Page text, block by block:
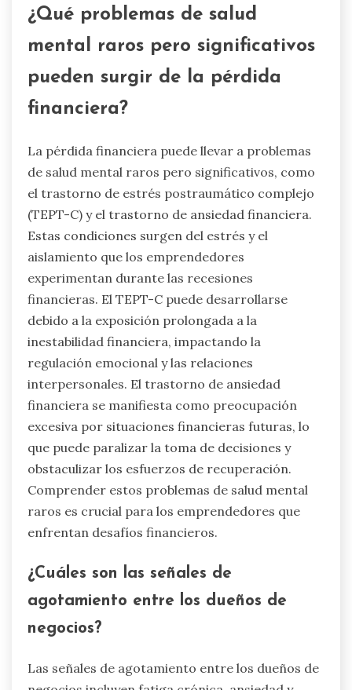
¿Qué problemas de salud
mental raros pero significativos
pueden surgir de la pérdida
financiera?
La pérdida financiera puede llevar a problemas
de salud mental raros pero significativos, como
el trastorno de estrés postraumático complejo
(TEPT-C) y el trastorno de ansiedad financiera.
Estas condiciones surgen del estrés y el
aislamiento que los emprendedores
experimentan durante las recesiones
financieras. El TEPT-C puede desarrollarse
debido a la exposición prolongada a la
inestabilidad financiera, impactando la
regulación emocional y las relaciones
interpersonales. El trastorno de ansiedad
financiera se manifiesta como preocupación
excesiva por situaciones financieras futuras, lo
que puede paralizar la toma de decisiones y
obstaculizar los esfuerzos de recuperación.
Comprender estos problemas de salud mental
raros es crucial para los emprendedores que
enfrentan desafíos financieros.
¿Cuáles son las señales de
agotamiento entre los dueños de
negocios?
Las señales de agotamiento entre los dueños de